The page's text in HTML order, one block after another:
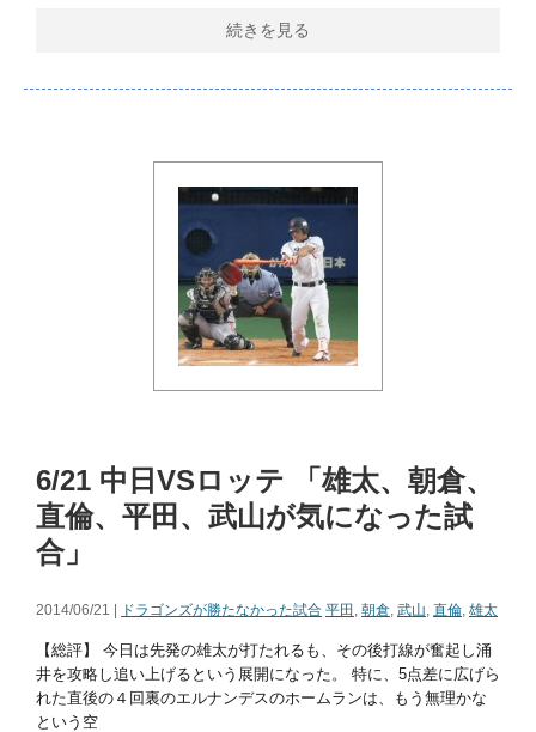
続きを見る
6/21 中日VSロッテ 「雄太、朝倉、
直倫、平田、武山が気になった試
合」
2014/06/21 | ドラゴンズが勝たなかった試合 平田 , 朝倉, 武山, 直倫, 雄太
【総評】 今日は先発の雄太が打たれるも、その後打線が奮起し涌
井を攻略し追い上げるという展開になった。 特に、5点差に広げら
れた直後の４回裏のエルナンデスのホームランは、もう無理かな
という空